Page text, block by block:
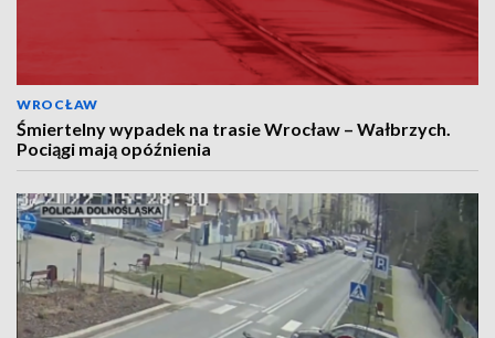
WROCŁAW
Śmiertelny wypadek na trasie Wrocław – Wałbrzych.
Pociągi mają opóźnienia